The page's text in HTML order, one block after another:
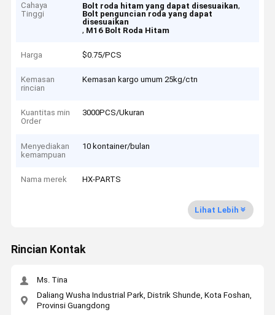
Cahaya
Tinggi
Bolt roda hitam yang dapat disesuaikan,
Bolt penguncian roda yang dapat
disesuaikan
, M16 Bolt Roda Hitam
Harga $0.75/PCS
Kemasan
rincian
Kemasan kargo umum 25kg/ctn
Kuantitas min
Order
3000PCS/Ukuran
Menyediakan
kemampuan
10 kontainer/bulan
Nama merek HX-PARTS
Lihat Lebih
Rincian Kontak
Ms. Tina
Daliang Wusha Industrial Park, Distrik Shunde, Kota Foshan,
Provinsi Guangdong